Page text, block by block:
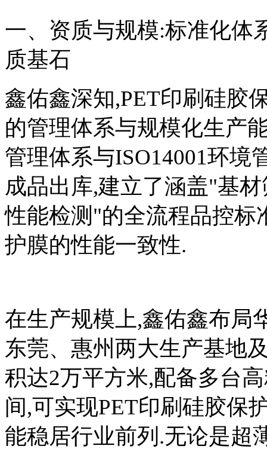
一、资质与规模:标准化体
质基石
鑫佑鑫深知,PET印刷硅胶
的管理体系与规模化生产
管理体系与ISO14001环境
成品出库,建立了涵盖"基
性能检测"的全流程品控标
护膜的性能一致性.
在生产规模上,鑫佑鑫布局
东莞、惠州两大生产基地
积达2万平方米,配备多台
间,可实现PET印刷硅胶保
能稳居行业前列.无论是超